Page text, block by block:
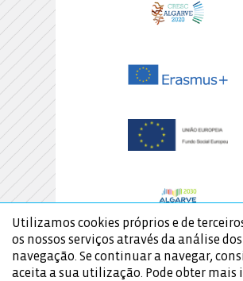
Utilizamos cookies próprios e de
os nossos serviços através da análise
navegação. Se continuar a navegar,
aceita a sua utilização. Pode obter mais